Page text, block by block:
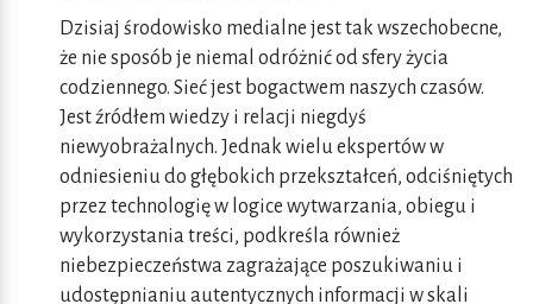
Dzisiaj środowisko medialne jest tak wszechobecne,
że nie sposób je niemal odróżnić od sfery życia
codziennego. Sieć jest bogactwem naszych czasów.
Jest źródłem wiedzy i relacji niegdyś
niewyobrażalnych. Jednak wielu ekspertów w
odniesieniu do głębokich przekształceń, odciśniętych
przez technologię w logice wytwarzania, obiegu i
wykorzystania treści, podkreśla również
niebezpieczeństwa zagrażające poszukiwaniu i
udostępnianiu autentycznych informacji w skali